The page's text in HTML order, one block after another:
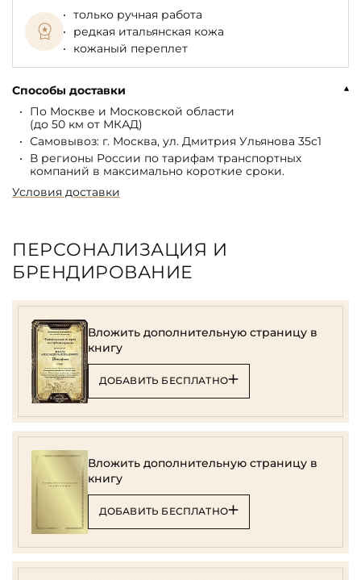
только ручная работа
редкая итальянская кожа
кожаный переплет
Способы доставки
По Москве и Московской области
(до 50 км от МКАД)
Самовывоз: г. Москва, ул. Дмитрия Ульянова 35с1
В регионы России по тарифам транспортных
компаний в максимально короткие сроки.
Условия доставки
ПЕРСОНАЛИЗАЦИЯ И
БРЕНДИРОВАНИЕ
Вложить дополнительную страницу в
книгу
ДОБАВИТЬ БЕСПЛАТНО
Вложить дополнительную страницу в
книгу
ДОБАВИТЬ БЕСПЛАТНО